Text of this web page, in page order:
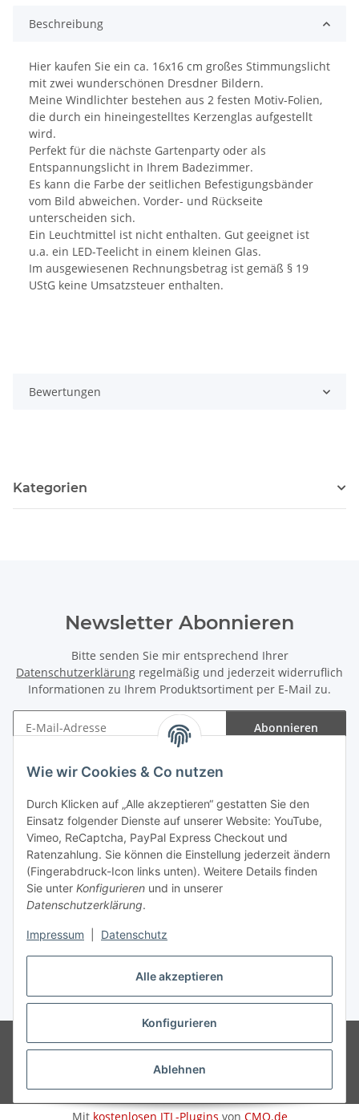
Alle akzeptieren
Konfigurieren
Ablehnen
Wie wir Cookies & Co nutzen
Durch Klicken auf „Alle akzeptieren“ gestatten Sie den
Einsatz folgender Dienste auf unserer Website: YouTube,
Vimeo, ReCaptcha, PayPal Express Checkout und
Ratenzahlung. Sie können die Einstellung jederzeit ändern
(Fingerabdruck-Icon links unten). Weitere Details finden
Sie unter Konfigurieren und in unserer
Datenschutzerklärung.
Impressum Datenschutz
Beschreibung
Hier kaufen Sie ein ca. 16x16 cm großes Stimmungslicht
mit zwei wunderschönen Dresdner Bildern.
Meine Windlichter bestehen aus 2 festen Motiv-Folien,
die durch ein hineingestelltes Kerzenglas aufgestellt
wird.
Perfekt für die nächste Gartenparty oder als
Entspannungslicht in Ihrem Badezimmer.
Es kann die Farbe der seitlichen Befestigungsbänder
vom Bild abweichen. Vorder- und Rückseite
unterscheiden sich.
Ein Leuchtmittel ist nicht enthalten. Gut geeignet ist
u.a. ein LED-Teelicht in einem kleinen Glas.
Im ausgewiesenen Rechnungsbetrag ist gemäß § 19
UStG keine Umsatzsteuer enthalten.
Bewertungen
Kategorien
Newsletter Abonnieren
Bitte senden Sie mir entsprechend Ihrer
Datenschutzerklärung regelmäßig und jederzeit widerruflich
Informationen zu Ihrem Produktsortiment per E-Mail zu.
Abonnieren
Gesetzliche Informationen
Vertrag widerrufen
* Gemäß §19 UStG wird keine Umsatzsteuer berechnet, zzgl.Versand
© Wohlgefühl für Körper & Seele by Sabine Werner Besucherzähler:
794619 Endpreis zzgl. Versandkosten, gemäß §19 UStG wird keine
Umsatzsteuer berechnet.
Mit kostenlosen JTL-Plugins von CMO.de